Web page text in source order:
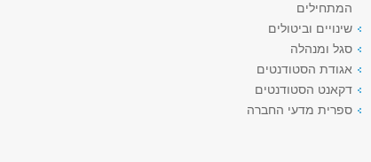
המתחילים
שינויים וביטולים
סגל ומנהלה
אגודת הסטודנטים
דקאנט הסטודנטים
ספרית מדעי החברה